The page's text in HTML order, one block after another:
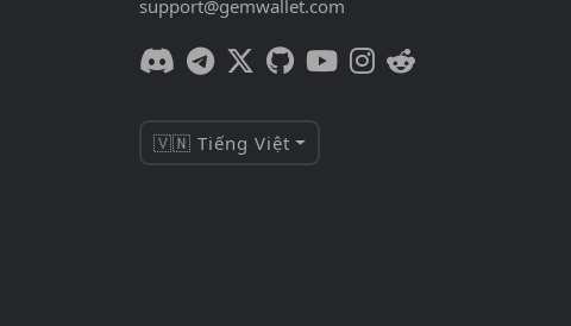
support@gemwallet.com
🇻🇳 Tiếng Việt